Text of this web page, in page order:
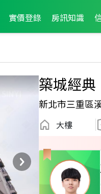
實價登錄 房訊知識
築城經典
新北市三重區
大樓